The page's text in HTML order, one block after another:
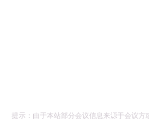
提示：由于本站部分会议信息来源于会议方